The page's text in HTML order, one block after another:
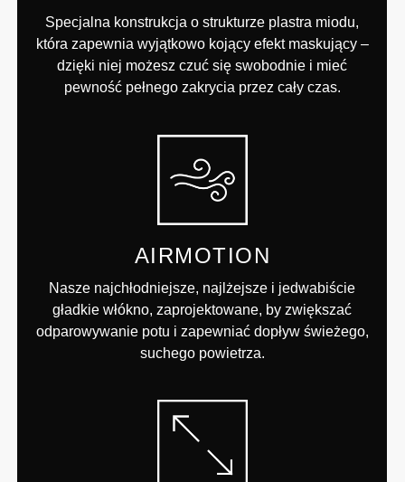
Specjalna konstrukcja o strukturze plastra miodu,
która zapewnia wyjątkowo kojący efekt maskujący –
dzięki niej możesz czuć się swobodnie i mieć
pewność pełnego zakrycia przez cały czas.
AIRMOTION
Nasze najchłodniejsze, najlżejsze i jedwabiście
gładkie włókno, zaprojektowane, by zwiększać
odparowywanie potu i zapewniać dopływ świeżego,
suchego powietrza.